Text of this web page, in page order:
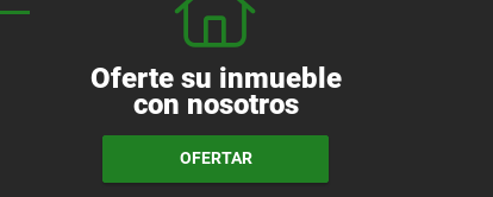
Oferte su inmueble
con nosotros
OFERTAR